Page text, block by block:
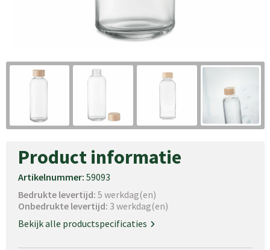
Product informatie
Artikelnummer: 59093
Bedrukte levertijd: 5 werkdag(en)
Onbedrukte levertijd: 3 werkdag(en)
Bekijk alle productspecificaties